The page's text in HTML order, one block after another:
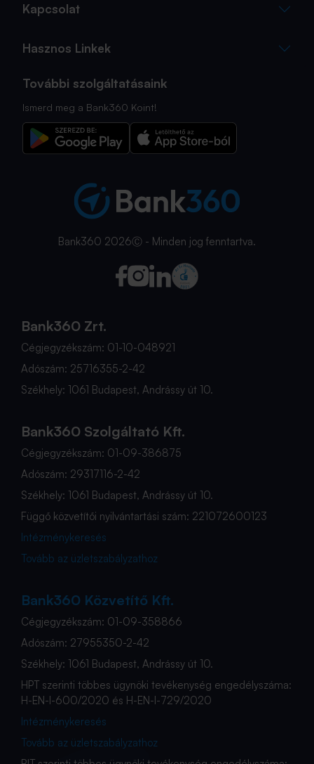
Kapcsolat
Hasznos Linkek
További szolgáltatásaink
Ismerd meg a Bank360 Koint!
Bank360 2026Ⓒ - Minden jog fenntartva.
Bank360 Zrt.
Cégjegyzékszám: 01-10-048921
Adószám: 25716355-2-42
Székhely: 1061 Budapest, Andrássy út 10.
Bank360 Szolgáltató Kft.
Cégjegyzékszám: 01-09-386875
Adószám: 29317116-2-42
Székhely: 1061 Budapest, Andrássy út 10.
Függő közvetítői nyilvántartási szám: 221072600123
Intézménykeresés
Tovább az üzletszabályzathoz
Bank360 Közvetítő Kft.
Cégjegyzékszám: 01-09-358866
Adószám: 27955350-2-42
Székhely: 1061 Budapest, Andrássy út 10.
HPT szerinti többes ügynöki tevékenység engedélyszáma:
H-EN-I-600/2020 és H-EN-I-729/2020
Intézménykeresés
Tovább az üzletszabályzathoz